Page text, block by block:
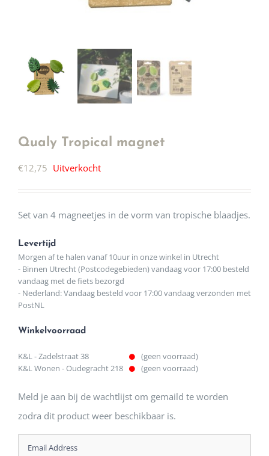
Qualy Tropical magnet
€12,75 Uitverkocht
Set van 4 magneetjes in de vorm van tropische blaadjes.
Levertijd
Morgen af te halen vanaf 10uur in onze winkel in Utrecht
- Binnen Utrecht (Postcodegebieden) vandaag voor 17:00 besteld
vandaag met de fiets bezorgd
- Nederland: Vandaag besteld voor 17:00 vandaag verzonden met
PostNL
Winkelvoorraad
K&L - Zadelstraat 38
(geen voorraad)
K&L Wonen - Oudegracht 218
(geen voorraad)
Meld je aan bij de wachtlijst om gemaild te worden
zodra dit product weer beschikbaar is.
Enter